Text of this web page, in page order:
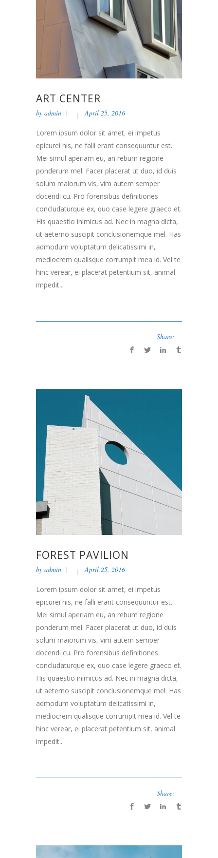
ART CENTER
by admin April 25, 2016
Lorem ipsum dolor sit amet, ei impetus
epicurei his, ne falli erant consequuntur est.
Mei simul aperiam eu, an rebum regione
ponderum mel. Facer placerat ut duo, id duis
solum maiorum vis, vim autem semper
docendi cu. Pro forensibus definitiones
concludaturque ex, quo case legere graeco et.
His quaestio inimicus ad. Nec in magna dicta,
ut aeterno suscipit conclusionemque mel. Has
admodum voluptatum delicatissimi in,
mediocrem qualisque corrumpit mea id. Vel te
hinc verear, ei placerat petentium sit, animal
impedit...
Share:
FOREST PAVILION
by admin April 25, 2016
Lorem ipsum dolor sit amet, ei impetus
epicurei his, ne falli erant consequuntur est.
Mei simul aperiam eu, an rebum regione
ponderum mel. Facer placerat ut duo, id duis
solum maiorum vis, vim autem semper
docendi cu. Pro forensibus definitiones
concludaturque ex, quo case legere graeco et.
His quaestio inimicus ad. Nec in magna dicta,
ut aeterno suscipit conclusionemque mel. Has
admodum voluptatum delicatissimi in,
mediocrem qualisque corrumpit mea id. Vel te
hinc verear, ei placerat petentium sit, animal
impedit...
Share: